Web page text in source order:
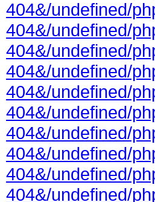
404&/undefined/
404&/undefined/
404&/undefined/
404&/undefined/
404&/undefined/
404&/undefined/
404&/undefined/
404&/undefined/
404&/undefined/
404&/undefined/